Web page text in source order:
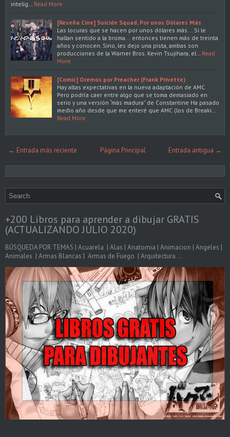
intelig…
Read More
[Reseña Cine] Suicide Squad, Por unos Dólares Más
Las locuras que se hacen por unos dólares más... Si le
hallan sentido a la broma... entonces tienen más de treinta
años y conocen. Sino, les dejo una pista, ambas son
producciones de la Warner Bros. Kevin Tsujihara, el…
Read
More
[Comic] Oremos por Preacher (Frank Privette)
Hay altas expectativas en la nueva adaptación de AMC.
Pero podría caer entre algo que se toma demasiado en
serio y una versión “más madura” de Constantine Ha pasado
medio año desde que me enteré que AMC (los de Breaki…
Read More
← Entrada más reciente Entrada antigua →
Página Principal
+200 Libros para aprender a dibujar GRATIS
(ACTUALIZANDO JULIO 2020)
BÚSQUEDA POR TEMAS | Acuarela | Alas | Anatomia | Animacion | Angeles |
Animales | Armas Blancas | Armas de Fuego | Arquitectura ...